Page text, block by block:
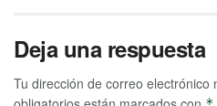
Deja una respuesta
Tu dirección de correo electrónico